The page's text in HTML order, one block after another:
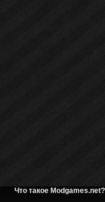
Что такое Modgames.net?